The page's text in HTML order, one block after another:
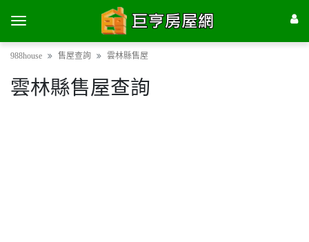
988house 售屋查詢 雲林縣售屋
雲林縣售屋查詢